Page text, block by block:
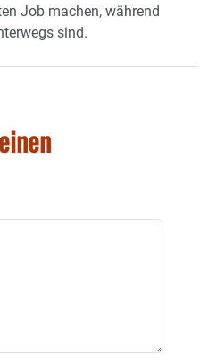
Job machen, während
sind.